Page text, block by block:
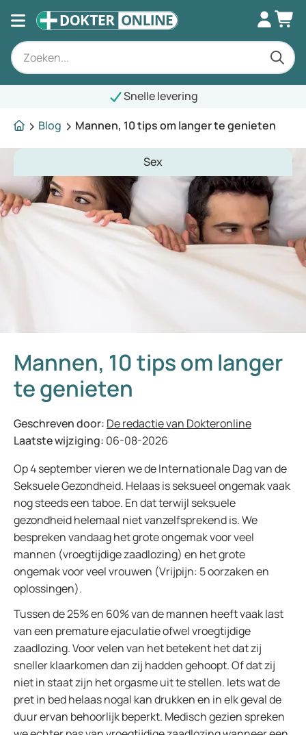
Snelle levering
Blog
Mannen, 10 tips om langer te genieten
Sex
Mannen, 10 tips om langer
te genieten
Geschreven door: De redactie van Dokteronline
Laatste wijziging: 06-08-2026
Op 4 september vieren we de Internationale Dag van de
Seksuele Gezondheid. Helaas is seksueel ongemak vaak
nog steeds een taboe. En dat terwijl seksuele
gezondheid helemaal niet vanzelfsprekend is. We
bespreken vandaag het grote ongemak voor veel
mannen (vroegtijdige zaadlozing) en het grote
ongemak voor veel vrouwen (Vrijpijn: 5 oorzaken en
oplossingen).
Tussen de 25% en 60% van de mannen heeft vaak last
van een premature ejaculatie ofwel vroegtijdige
zaadlozing. Voor velen van het betekent het dat zij
sneller klaarkomen dan zij hadden gehoopt. Of dat zij
niet in staat zijn het orgasme uit te stellen. Iets wat de
pret in bed helaas nogal kan drukken en in elk geval de
duur ervan behoorlijk beperkt. Medisch gezien spreken